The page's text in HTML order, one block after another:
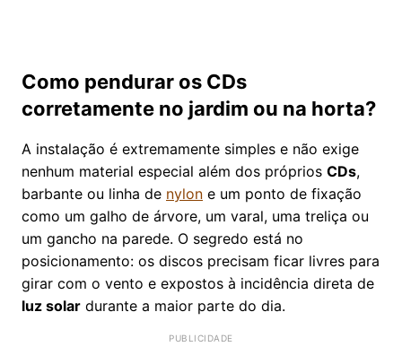
Como pendurar os CDs
corretamente no jardim ou na horta?
A instalação é extremamente simples e não exige
nenhum material especial além dos próprios CDs,
barbante ou linha de nylon e um ponto de fixação
como um galho de árvore, um varal, uma treliça ou
um gancho na parede. O segredo está no
posicionamento: os discos precisam ficar livres para
girar com o vento e expostos à incidência direta de
luz solar durante a maior parte do dia.